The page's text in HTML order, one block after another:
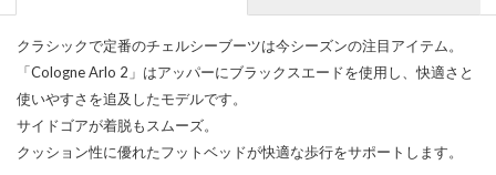
クラシックで定番のチェルシーブーツは今シーズンの注目アイテム。
「Cologne Arlo 2」はアッパーにブラックスエードを使用し、快適さと
使いやすさを追及したモデルです。
サイドゴアが着脱もスムーズ。
クッション性に優れたフットベッドが快適な歩行をサポートします。